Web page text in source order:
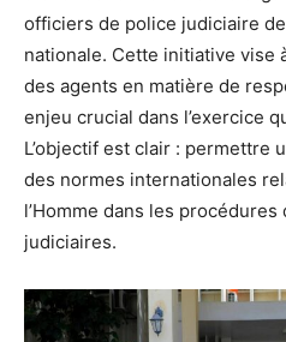
officiers de police judiciaire
nationale. Cette initiative vise
des agents en matière de
enjeu crucial dans l’exercice
L’objectif est clair : permettre
des normes internationales
l’Homme dans les
judiciaires.